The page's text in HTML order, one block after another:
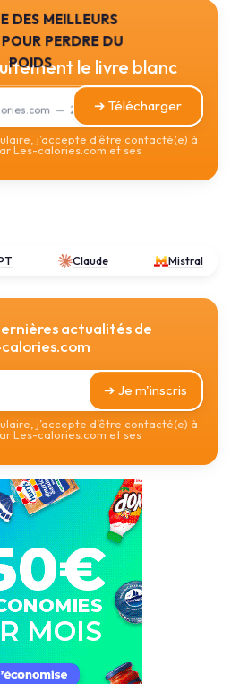
des meilleurs
pour perdre du
poids
— 2026
le livre blanc
➔ Télécharger
j’accepte d’être contacté(e) à
Les-calories.com et ses
Claude Mistral
actualités de
➔ Je m'inscris
j’accepte d’être contacté(e) à
Les-calories.com et ses